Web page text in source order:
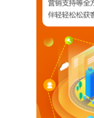
【相关文章推